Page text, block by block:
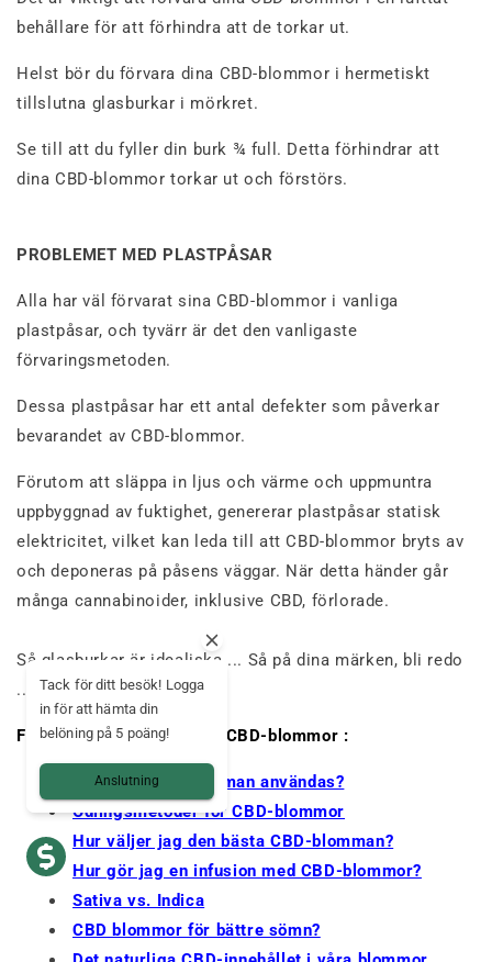
behållare för att förhindra att de torkar ut.
Helst bör du förvara dina CBD-blommor i hermetiskt
tillslutna glasburkar i mörkret.
Se till att du fyller din burk ¾ full. Detta förhindrar att
dina CBD-blommor torkar ut och förstörs.
PROBLEMET MED PLASTPÅSAR
Alla har väl förvarat sina CBD-blommor i vanliga
plastpåsar, och tyvärr är det den vanligaste
förvaringsmetoden.
Dessa plastpåsar har ett antal defekter som påverkar
bevarandet av CBD-blommor.
Förutom att släppa in ljus och värme och uppmuntra
uppbyggnad av fuktighet, genererar plastpåsar statisk
elektricitet, vilket kan leda till att CBD-blommor bryts av
och deponeras på påsens väggar. När detta händer går
många cannabinoider, inklusive CBD, förlorade.
Så glasburkar är idealiska ... Så på dina märken, bli redo
... Chanvrez!
För att ta reda på mer om CBD-blommor :
Hur ska CBD-blomman användas?
Odlingsmetoder för CBD-blommor
Hur väljer jag den bästa CBD-blomman?
Hur gör jag en infusion med CBD-blommor?
Sativa vs. Indica
CBD blommor för bättre sömn?
Tack för ditt besök! Logga
in för att hämta din
belöning på 5 poäng!
Anslutning